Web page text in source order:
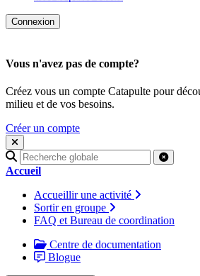
Vous n'avez pas de compte?
Créez vous un compte Catapulte pour
milieu et de vos besoins.
Créer un compte
Recherche
pour
Accueil
Accueillir une activité
Sortir en groupe
FAQ et Bureau de coordination
Centre de documentation
Blogue